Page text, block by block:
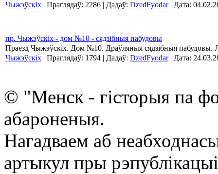
Чыжэўскіх | Праглядаў: 2286 | Дадаў: DzedFyodar| Дата:
пр. Чыжэўскіх - дом №10 - сядзібныя пабудовы
Праезд Чыжэўскіх. Дом №10. Драўляныя сядзібныя пабудовы.
Чыжэўскіх | Праглядаў: 1794 | Дадаў: DzedFyodar| Дата:
© "Менск - гісторыя па
абароненыя.
Нагадваем аб
артыкул пры